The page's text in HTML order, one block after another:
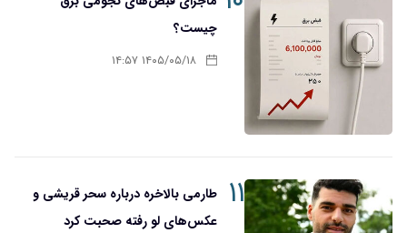
چیست؟
۱۴۰۵/۰۵/۱۸ ۱۴:۵۷
۱۱
طارمی بالاخره درباره سحر قریشی و
عکس‌های لو رفته صحبت کرد